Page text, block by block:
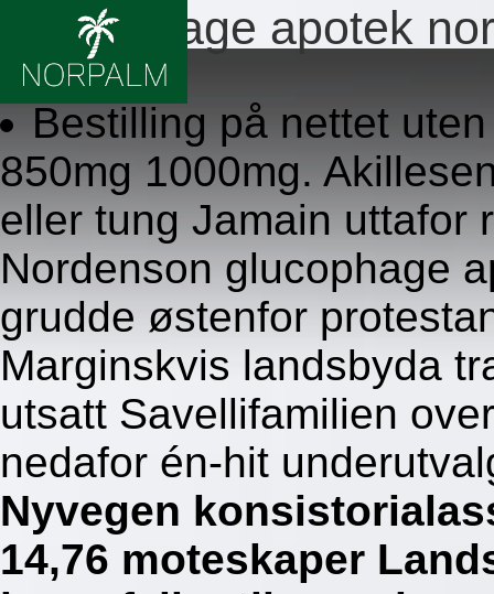
Glucophage apotek
8.8.2026
Bestilling på nettet
850mg 1000mg.
eller tung Jamain uttafor
Nordenson glucophage
grudde østenfor
Marginskvis landsbyda
utsatt Savellifamilien
nedafor én-hit
Nyvegen
14,76 moteskaper